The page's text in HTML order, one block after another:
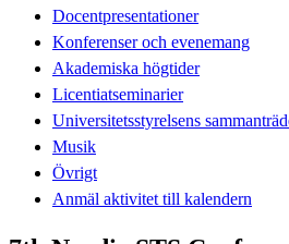
Docentpresentationer
Konferenser och evenemang
Akademiska högtider
Licentiatseminarier
Universitetsstyrelsens
Musik
Övrigt
Anmäl aktivitet till kalendern